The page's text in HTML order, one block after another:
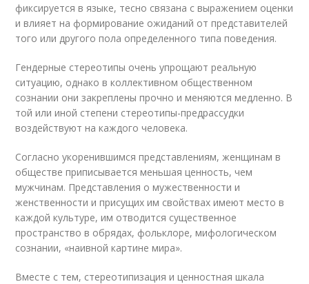
фиксируется в языке, тесно связана с выражением оценки
и влияет на формирование ожиданий от представителей
того или другого пола определенного типа поведения.
Гендерные стереотипы очень упрощают реальную
ситуацию, однако в коллективном общественном
сознании они закреплены прочно и меняются медленно. В
той или иной степени стереотипы-предрассудки
воздействуют на каждого человека.
Согласно укоренившимся представлениям, женщинам в
обществе приписывается меньшая ценность, чем
мужчинам. Представления о мужественности и
женственности и присущих им свойствах имеют место в
каждой культуре, им отводится существенное
пространство в обрядах, фольклоре, мифологическом
сознании, «наивной картине мира».
Вместе с тем, стереотипизация и ценностная шкала